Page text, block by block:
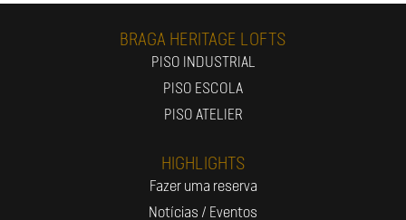
BRAGA HERITAGE LOFTS
PISO INDUSTRIAL
PISO ESCOLA
PISO ATELIER
HIGHLIGHTS
Fazer uma reserva
Notícias / Eventos